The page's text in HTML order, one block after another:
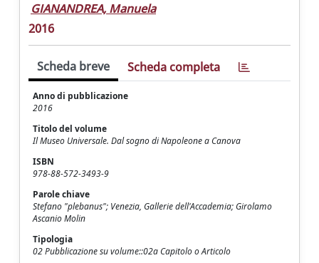
GIANANDREA, Manuela
2016
Scheda breve Scheda completa
Anno di pubblicazione
2016
Titolo del volume
Il Museo Universale. Dal sogno di Napoleone a Canova
ISBN
978-88-572-3493-9
Parole chiave
Stefano "plebanus"; Venezia, Gallerie dell'Accademia; Girolamo
Ascanio Molin
Tipologia
02 Pubblicazione su volume::02a Capitolo o Articolo